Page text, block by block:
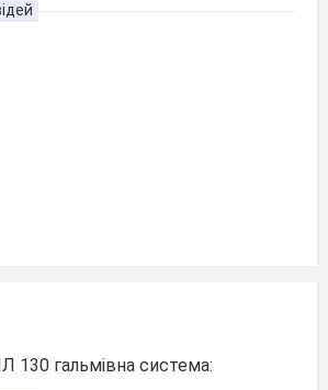
130 гальмівна система: